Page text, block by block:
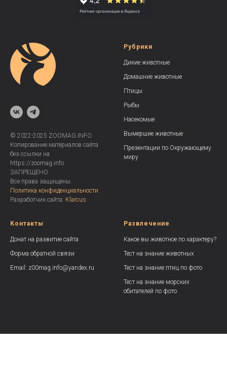
© 2022-2025 ZOOMAG.INFO
Копирование материалов сайта
без ссылки на
https://zoomag.info
ЗАПРЕЩЕНО.
Все права защищены.
Политика конфиденциальности.
Разработчик сайта: Klarcus
Рубрики
Дикие животные
Домашние животные
Птицы
Рыбы
Насекомые
Вымершие животные
Презентации по Окружающему
миру
Контакты
Донат на развитие сайта
Форма обратной связи
Email: z00mag.info@yandex.ru
Развлечение
Какое вы животное по характеру?
Тест на знание животных
Тест на знание птиц по фото
Тест на знание морских
обитателей по фото